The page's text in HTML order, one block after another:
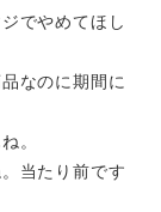
でやめてほし
なのに期間に
。
当たり前です